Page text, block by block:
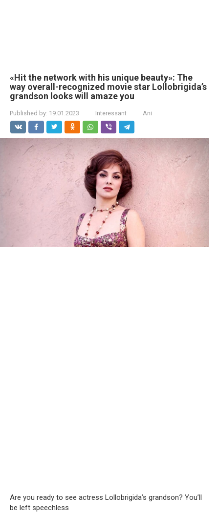
«Hit the network with his unique beauty»: The
way overall-recognized movie star Lollobrigida’s
grandson looks will amaze you
Published by: 19.01.2023 Interessant Ani
Are you ready to see actress Lollobrigida’s grandson? You’ll
be left speechless